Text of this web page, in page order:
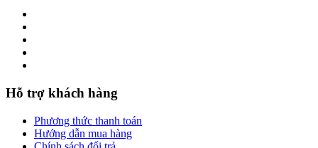
Hỗ trợ khách hàng
Phương thức thanh toán
Hướng dẫn mua hàng